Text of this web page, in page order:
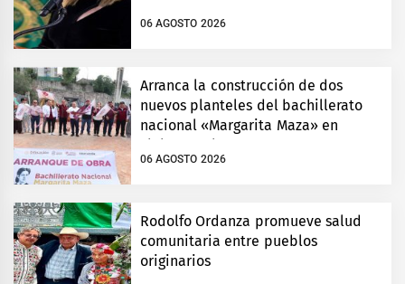
06 AGOSTO 2026
Arranca la construcción de dos
nuevos planteles del bachillerato
nacional «Margarita Maza» en
Tlalnepantla
06 AGOSTO 2026
Rodolfo Ordanza promueve salud
comunitaria entre pueblos
originarios